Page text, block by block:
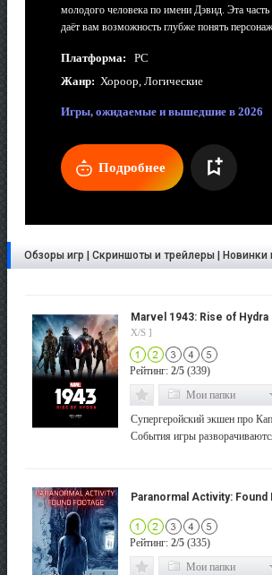
молодого человека по имени Дэвид. Эта
даёт вам возможность глубже понять
Платформа:
PC
Жанр: Хороор, Логические
Игры, ожидаемые и вышедшие в 2026
Подробнее
Обзоры игр | Скриншоты и трейлеры |
Marvel 1943: Rise of Hydra
X/S ]
Рейтинг: 2/5 (339)
Мои папки
Супергеройский экшен про
События игры
Paranormal Activity: Found
Рейтинг: 2/5 (335)
Мои папки